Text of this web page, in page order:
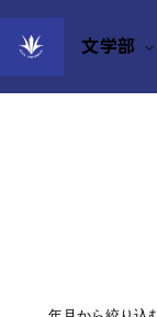
文学部
News